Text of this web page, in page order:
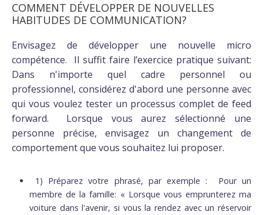
COMMENT DÉVELOPPER DE NOUVELLES
HABITUDES DE COMMUNICATION?
Envisagez de développer une nouvelle micro
compétence. Il suffit faire l’exercice pratique suivant:
Dans n'importe quel cadre personnel ou
professionnel, considérez d'abord une personne avec
qui vous voulez tester un processus complet de feed
forward. Lorsque vous aurez sélectionné une
personne précise, envisagez un changement de
comportement que vous souhaitez lui proposer.
1) Préparez votre phrasé, par exemple : Pour un
membre de la famille: « Lorsque vous emprunterez ma
voiture dans l'avenir, si vous la rendez avec un réservoir